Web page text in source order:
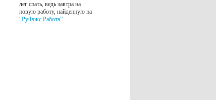
лег спать, ведь завтра на
новую работу, найденную на
“РуФокс Работа”